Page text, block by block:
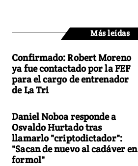
Más leídas
Confirmado: Robert Moreno
ya fue contactado por la FEF
para el cargo de entrenador
de La Tri
Daniel Noboa responde a
Osvaldo Hurtado tras
llamarlo "criptodictador":
"Sacan de nuevo al cadáver en
formol"